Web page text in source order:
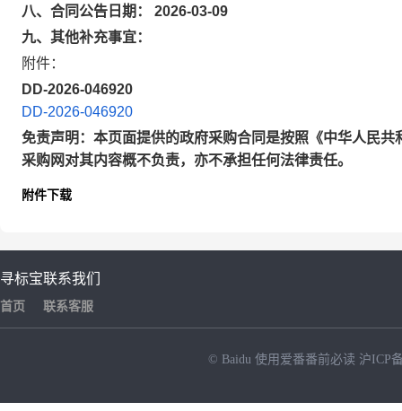
八、合同公告日期： 2026-03-09
九、其他补充事宜：
附件：
DD-2026-046920
DD-2026-046920
免责声明：本页面提供的政府采购合同是按照《中华人民
采购网对其内容概不负责，亦不承担任何法律责任。
附件下载
寻标宝
首页
联系我们
联系客服
© Baidu 使用爱番番前必读 沪ICP